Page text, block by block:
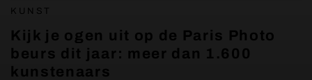
KUNST
Kijk je ogen uit op de Paris Photo
beurs dit jaar: meer dan 1.600
kunstenaars